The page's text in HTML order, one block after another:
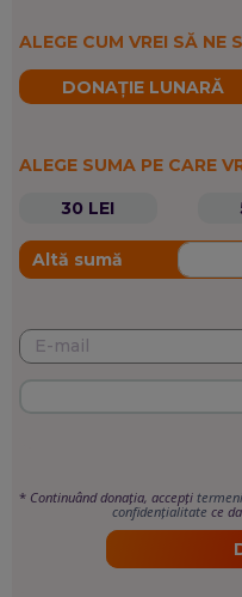
ALEGE CUM VREI SĂ NE
DONAȚIE LUNARĂ
ALEGE SUMA PE CARE
30 LEI
Altă sumă
* Continuând donația, accepți
confidențialitate ce